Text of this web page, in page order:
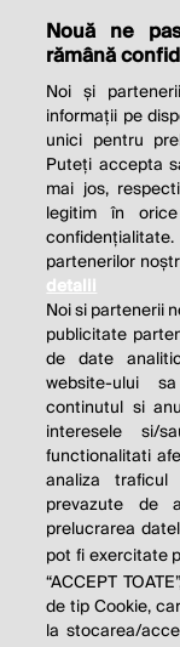
THE
Nouă ne
rămână
Noi și
informații pe
unici pentru
Puteți accepta
mai jos,
legitim în
partenerilor
detalii
Noi si partenerii
publicitate
de date
website-ului
continutul si
interesele si/
functionalitati
analiza
prevazute de
prelucrarea
pot fi exercitate
“ACCEPT
de tip Cookie,
la stocarea/